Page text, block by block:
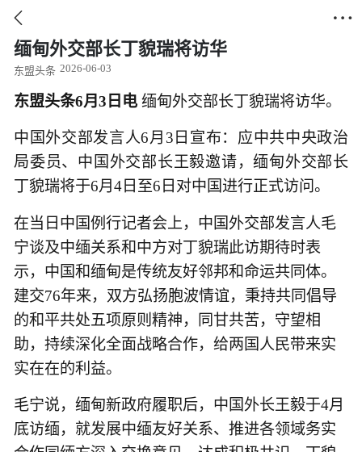
 
缅甸外交部长丁貌瑞将访华
东盟头条 2026-06-03
东盟头条6月3日电 缅甸外交部长丁貌瑞将访华。
中国外交部发言人6月3日宣布：应中共中央政治
局委员、中国外交部长王毅邀请，缅甸外交部长
丁貌瑞将于6月4日至6日对中国进行正式访问。
在当日中国例行记者会上，中国外交部发言人毛
宁谈及中缅关系和中方对丁貌瑞此访期待时表
示，中国和缅甸是传统友好邻邦和命运共同体。
建交76年来，双方弘扬胞波情谊，秉持共同倡导
的和平共处五项原则精神，同甘共苦，守望相
助，持续深化全面战略合作，给两国人民带来实
实在在的利益。
毛宁说，缅甸新政府履职后，中国外长王毅于4月
底访缅，就发展中缅友好关系、推进各领域务实